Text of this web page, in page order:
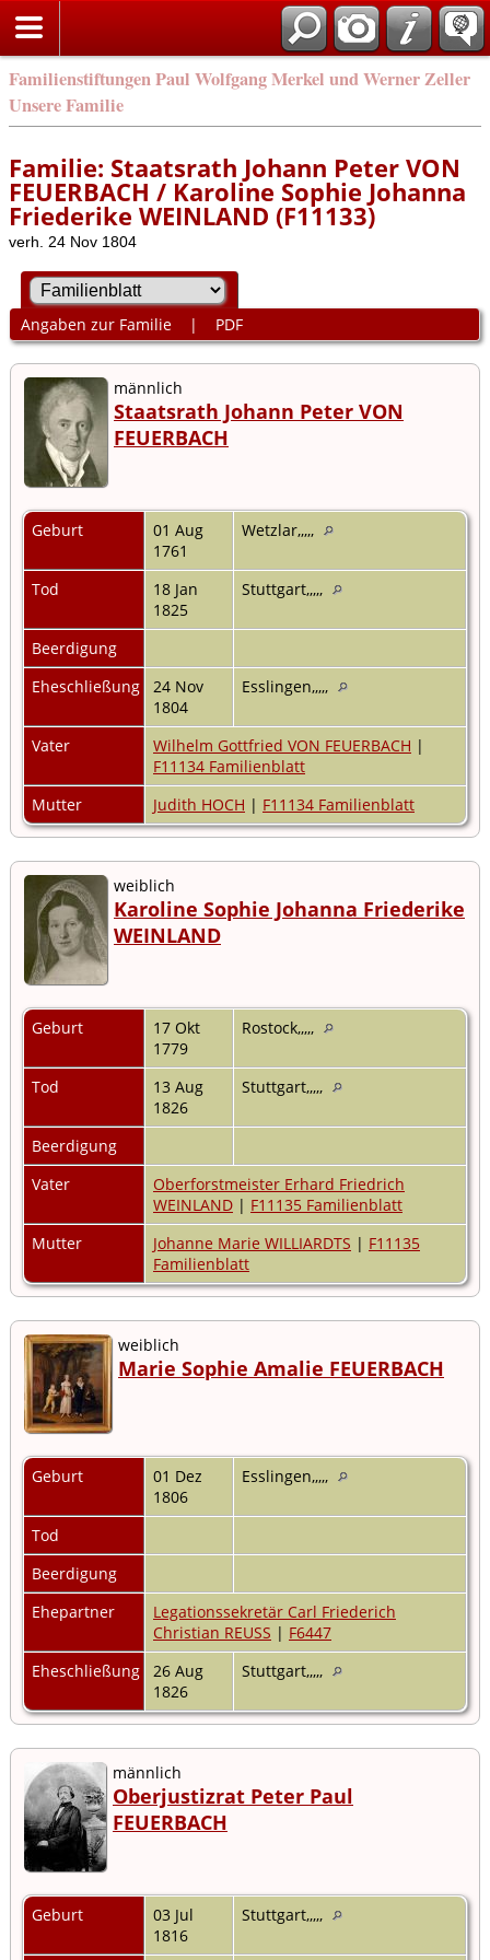
Familienstiftungen Paul Wolfgang Merkel und Werner Zeller
Unsere Familie
Familie: Staatsrath Johann Peter VON
FEUERBACH / Karoline Sophie Johanna
Friederike WEINLAND (F11133)
verh. 24 Nov 1804
Angaben zur Familie| PDF
männlich
Staatsrath Johann Peter VON
FEUERBACH
Geburt
01 Aug
1761
Wetzlar,,,,,
Tod
18 Jan
1825
Stuttgart,,,,,
Beerdigung
Eheschließung
24 Nov
1804
Esslingen,,,,,
Vater Wilhelm Gottfried VON FEUERBACH |
F11134 Familienblatt
Mutter
Judith HOCH | F11134 Familienblatt
weiblich
Karoline Sophie Johanna Friederike
WEINLAND
Geburt
17 Okt
1779
Rostock,,,,,
Tod
13 Aug
1826
Stuttgart,,,,,
Beerdigung
Vater
Oberforstmeister Erhard Friedrich
WEINLAND | F11135 Familienblatt
Mutter
Johanne Marie WILLIARDTS | F11135
Familienblatt
weiblich
Marie Sophie Amalie FEUERBACH
Geburt
01 Dez
1806
Esslingen,,,,,
Tod
Beerdigung
Ehepartner
Legationssekretär Carl Friederich
Christian REUSS | F6447
Eheschließung
26 Aug
1826
Stuttgart,,,,,
männlich
Oberjustizrat Peter Paul
FEUERBACH
Geburt
03 Jul
1816
Stuttgart,,,,,